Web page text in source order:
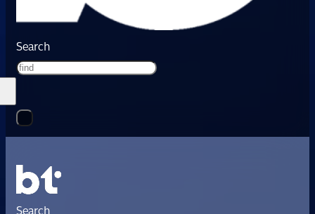
Search